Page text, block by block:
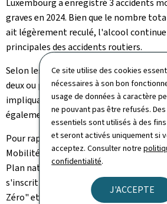
Ce site utilise des cookies
nécessaires à son bon
usage de données à caractère
ne pouvant pas être refusés.
essentiels sont utilisés à des
et seront activés uniquement si
acceptez. Consulter notre
confidentialité.
J'ACCEPTE
Luxembourg a enregistré 3 accidents
graves en 2024. Bien que le nombre
ait légèrement reculé, l'alcool continue
principales des accidents routiers.
Selon les statistiques, la majorité des
deux ou plusieurs véhicules, cependant
impliquant des obstacles fixes et des
également à un niveau préoccupant.
Pour rappel, en date du 30 janvier
Mobilité et des Travaux publics, Yuriko
Plan national "Sécurité routière 2024-
s'inscrit dans la stratégie
Zéro" et qui comprend 20 mesures